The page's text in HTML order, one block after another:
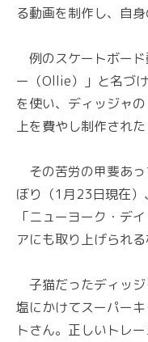
る動画を制作し、自
例のスケートボー
ー（Ollie）」と名づ
を使い、ディッジャ
上を費やし制作された
その苦労の甲斐あ
ぼり（1月23日現在
「ニューヨーク・デ
アにも取り上げられ
子猫だったディッ
塩にかけてスーパー
トさん。正しいトレ